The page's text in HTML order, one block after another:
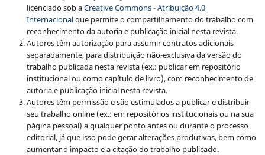
licenciado sob aCreative Commons - Atribuição 4.0
Internacionalque permite o compartilhamento do trabalho com
reconhecimento da autoria e publicação inicial nesta revista.
Autores têm autorização para assumir contratos adicionais
separadamente, para distribuição não-exclusiva da versão do
trabalho publicada nesta revista (ex.: publicar em repositório
institucional ou como capítulo de livro), com reconhecimento de
autoria e publicação inicial nesta revista.
Autores têm permissão e são estimulados a publicar e distribuir
seu trabalho online (ex.: em repositórios institucionais ou na sua
página pessoal) a qualquer ponto antes ou durante o processo
editorial, já que isso pode gerar alterações produtivas, bem como
aumentar o impacto e a citação do trabalho publicado.